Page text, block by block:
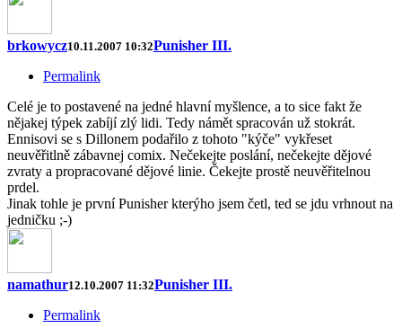
brkowycz10.11.2007 10:32Punisher III.
Permalink
Celé je to postavené na jedné hlavní myšlence, a to sice fakt že
nějakej týpek zabíjí zlý lidi. Tedy námět spracován už stokrát.
Ennisovi se s Dillonem podařilo z tohoto "kýče" vykřeset
neuvěřitlně zábavnej comix. Nečekejte poslání, nečekejte dějové
zvraty a propracované dějové linie. Čekejte prostě neuvěřitelnou
prdel.
Jinak tohle je první Punisher kterýho jsem četl, ted se jdu vrhnout na
jedničku ;-)
namathur12.10.2007 11:32Punisher III.
Permalink